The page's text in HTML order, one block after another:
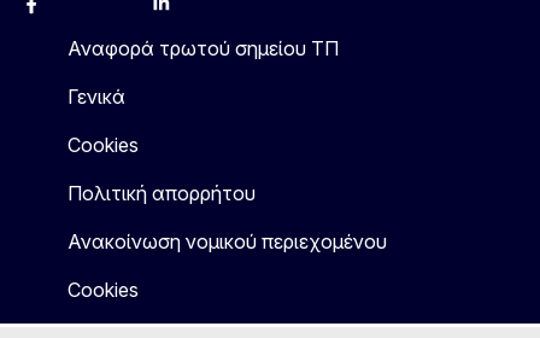
Facebook Linkedin
Αναφορά τρωτού σημείου ΤΠ
Γενικά
Cookies
Πολιτική απορρήτου
Ανακοίνωση νομικού περιεχομένου
Cookies